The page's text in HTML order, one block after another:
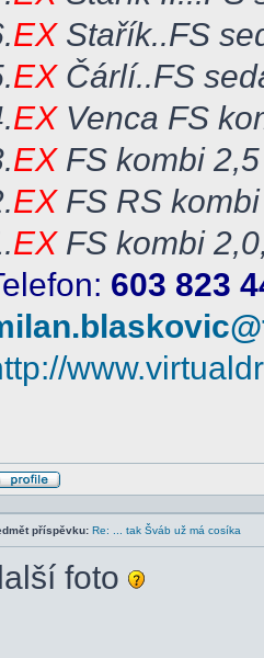
EXStařík..FS
EXČárlí..FS
EXVenca FS
EXFS kombi
EXFS RS
EXFS kombi
603 823
Profil
příspěvku: Re: ... tak Šváb už má cosíka
foto